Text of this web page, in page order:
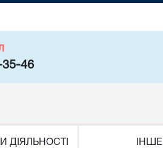
35-46
ДІЯЛЬНОСТІ ІНШЕ